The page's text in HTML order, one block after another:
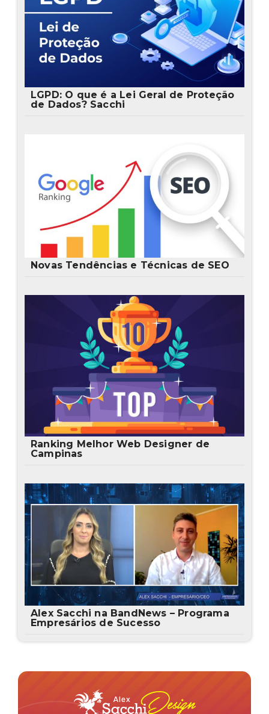
LGPD: O que é a Lei Geral de Proteção
de Dados? Sacchi
Novas Tendências e Técnicas de SEO
Ranking Melhor Web Designer de
Campinas
Alex Sacchi na BandNews – Programa
Empresários de Sucesso